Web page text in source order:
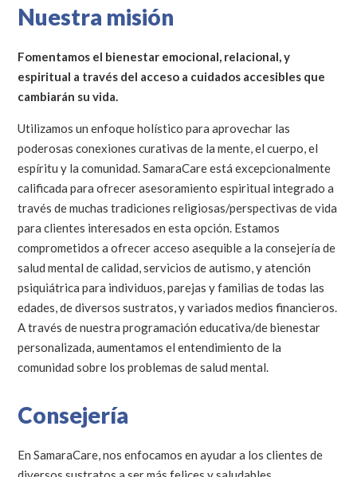
Nuestra misión
Fomentamos el bienestar emocional, relacional, y
espiritual a través del acceso a cuidados accesibles que
cambiarán su vida.
Utilizamos un enfoque holístico para aprovechar las
poderosas conexiones curativas de la mente, el cuerpo, el
espíritu y la comunidad. SamaraCare está excepcionalmente
calificada para ofrecer asesoramiento espiritual integrado a
través de muchas tradiciones religiosas/perspectivas de vida
para clientes interesados en esta opción. Estamos
comprometidos a ofrecer acceso asequible a la consejería de
salud mental de calidad, servicios de autismo, y atención
psiquiátrica para individuos, parejas y familias de todas las
edades, de diversos sustratos, y variados medios financieros.
A través de nuestra programación educativa/de bienestar
personalizada, aumentamos el entendimiento de la
comunidad sobre los problemas de salud mental.
Consejería
En SamaraCare, nos enfocamos en ayudar a los clientes de